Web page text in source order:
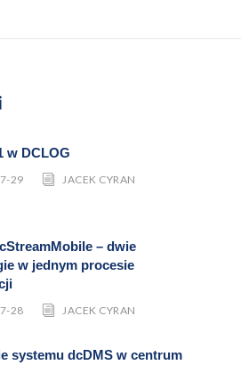
w DCLOG
29 JACEK CYRAN
– dwie
w jednym procesie
28 JACEK CYRAN
systemu dcDMS w centrum